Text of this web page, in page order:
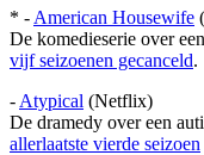
* - American Housewife
De komedieserie over
vijf seizoenen gecanceld.
- Atypical (Netflix)
De dramedy over een
allerlaatste vierde seizoen